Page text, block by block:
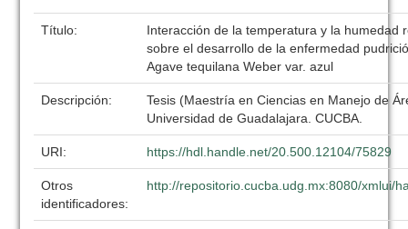
Título:
Interacción de la temperatura y la humedad
sobre el desarrollo de la enfermedad
Agave tequilana Weber var. azul
Descripción:
Tesis (Maestría en Ciencias en Manejo de
Universidad de Guadalajara. CUCBA.
URI: https://hdl.handle.net/20.500.12104/75829
Otros
identificadores:
http://repositorio.cucba.udg.mx:8080/xmlui/